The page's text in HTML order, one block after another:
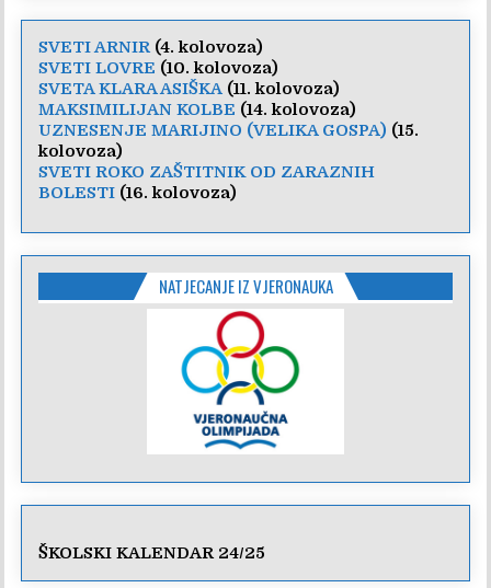
SVETI ARNIR(4. kolovoza)
SVETI LOVRE (10. kolovoza)
SVETA KLARA ASIŠKA (11. kolovoza)
MAKSIMILIJAN KOLBE (14. kolovoza)
UZNESENJE MARIJINO (VELIKA GOSPA) (15.
kolovoza)
SVETI ROKO ZAŠTITNIK OD ZARAZNIH
BOLESTI (16. kolovoza)
NATJECANJE IZ VJERONAUKA
ŠKOLSKI KALENDAR 24/25